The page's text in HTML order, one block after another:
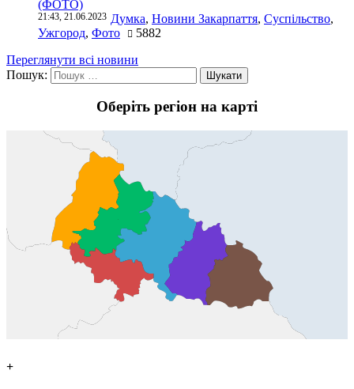
(ФОТО)
21:43, 21.06.2023 Думка, Новини Закарпаття, Суспільство,
Ужгород, Фото
5882
Переглянути всі новини
Пошук:
Оберіть регіон на карті
+